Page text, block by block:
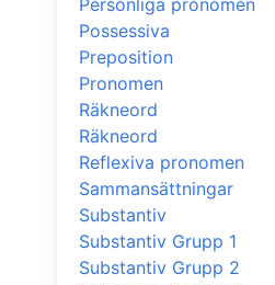
Personliga pronomen
Possessiva
Preposition
Pronomen
Räkneord
Räkneord
Reflexiva pronomen
Sammansättningar
Substantiv
Substantiv Grupp 1
Substantiv Grupp 2